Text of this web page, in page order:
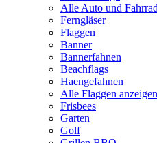
Alle Auto und
Ferngläser
Flaggen
Banner
Bannerfahnen
Beachflags
Haengefahnen
Alle Flaggen anzeigen
Frisbees
Garten
Golf